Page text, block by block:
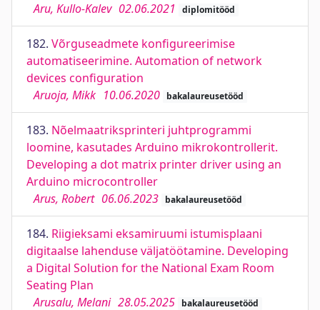
Aru, Kullo-Kalev 02.06.2021 diplomitööd
182. Võrguseadmete konfigureerimise
automatiseerimine. Automation of network
devices configuration
Aruoja, Mikk 10.06.2020 bakalaureusetööd
183. Nõelmaatriksprinteri juhtprogrammi
loomine, kasutades Arduino mikrokontrollerit.
Developing a dot matrix printer driver using an
Arduino microcontroller
Arus, Robert 06.06.2023 bakalaureusetööd
184. Riigieksami eksamiruumi istumisplaani
digitaalse lahenduse väljatöötamine. Developing
a Digital Solution for the National Exam Room
Seating Plan
Arusalu, Melani 28.05.2025 bakalaureusetööd